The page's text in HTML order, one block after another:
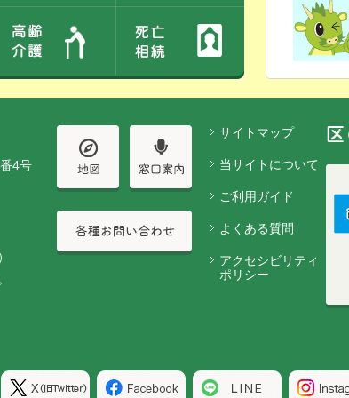
4号
サイトマップ
当サイトについて
ご利用ガイド
よくある質問
アクセシビリティ
ポリシー